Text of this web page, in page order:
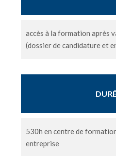
accès à la formation après
(dossier de candidature et
530h en centre de
entreprise